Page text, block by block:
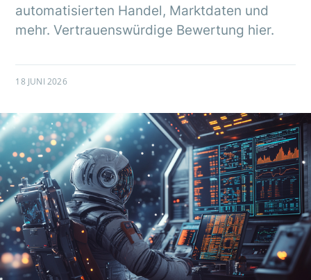
automatisierten Handel, Marktdaten und
mehr. Vertrauenswürdige Bewertung hier.
18 JUNI 2026